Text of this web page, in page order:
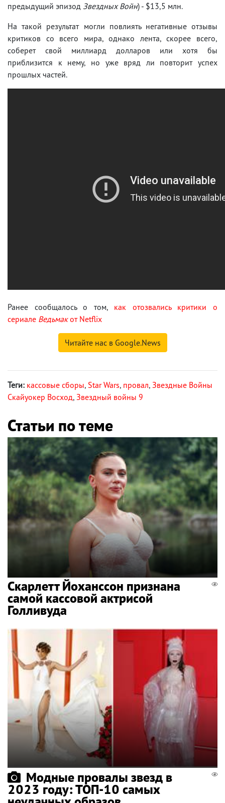
предыдущий эпизод Звездных Войн) - $13,5 млн.
На такой результат могли повлиять негативные отзывы
критиков со всего мира, однако лента, скорее всего,
соберет свой миллиард долларов или хотя бы
приблизится к нему, но уже вряд ли повторит успех
прошлых частей.
Ранее сообщалось о том, как отозвались критики о
сериале Ведьмакот Netflix
Читайте нас в Google.News
Теги: кассовые сборы, Star Wars, провал, Звездные Войны
Скайуокер Восход, Звездный войны 9
Статьи по теме
Скарлетт Йоханссон признана
самой кассовой актрисой
Голливуда
Модные провалы звезд в
2023 году: ТОП-10 самых